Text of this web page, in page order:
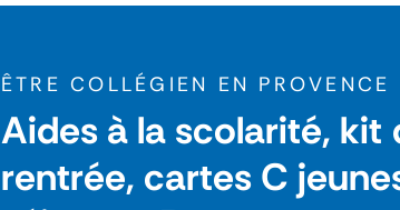
ÊTRE COLLÉGIEN EN PROVENCE
Aides à la scolarité, kit
rentrée, cartes C